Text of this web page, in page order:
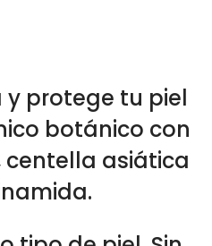
protege tu piel
botánico con
centella asiática